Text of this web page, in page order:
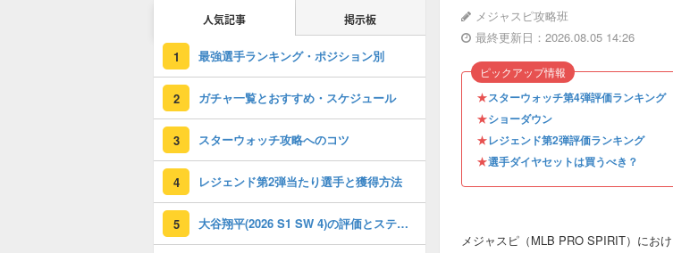
メジャスピ攻略班
最終更新日：2026.08.05 14:26
★スターウォッチ第4弾評価ランキング
★ショーダウン
★レジェンド第2弾評価ランキング
★選手ダイヤセットは買うべき？
ピックアップ情報
メジャスピ（MLB PRO SPIRIT）にお
人気記事 掲示板
1 最強選手ランキング・ポジション別
2 ガチャ一覧とおすすめ・スケジュール
3 スターウォッチ攻略へのコツ
4 レジェンド第2弾当たり選手と獲得方法
5 大谷翔平(2026 S1 SW 4)の評価とステータス